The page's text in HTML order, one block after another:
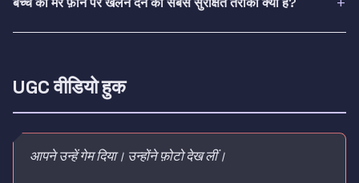
UGC वीडियो हुक
आपने उन्हें गेम दिया। उन्होंने फ़ोटो देख लीं।